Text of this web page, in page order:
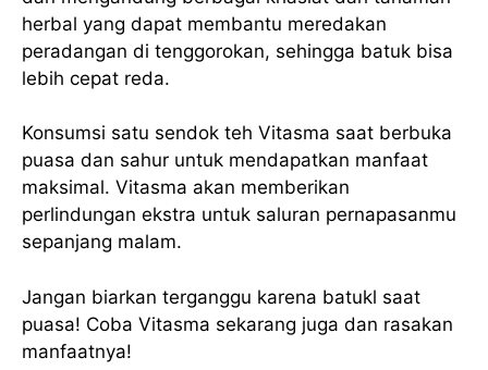
herbal yang dapat membantu meredakan
peradangan di tenggorokan, sehingga batuk bisa
lebih cepat reda.
Konsumsi satu sendok teh Vitasma saat berbuka
puasa dan sahur untuk mendapatkan manfaat
maksimal. Vitasma akan memberikan
perlindungan ekstra untuk saluran pernapasanmu
sepanjang malam.
Jangan biarkan terganggu karena batukl saat
puasa! Coba Vitasma sekarang juga dan rasakan
manfaatnya!